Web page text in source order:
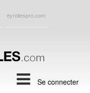
eyrollespro.com
Se connecter